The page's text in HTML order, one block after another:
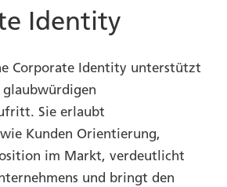
Identity
Corporate Identity unterstützt
Sie erlaubt
Kunden Orientierung,
im Markt, verdeutlicht
und bringt den